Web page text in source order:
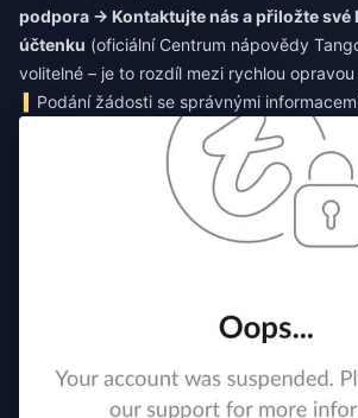
podpora → Kontaktujte nás a přiložte své
účtenku (oficiální Centrum nápovědy
volitelné – je to rozdíl mezi rychlou
Podání žádosti se správnými